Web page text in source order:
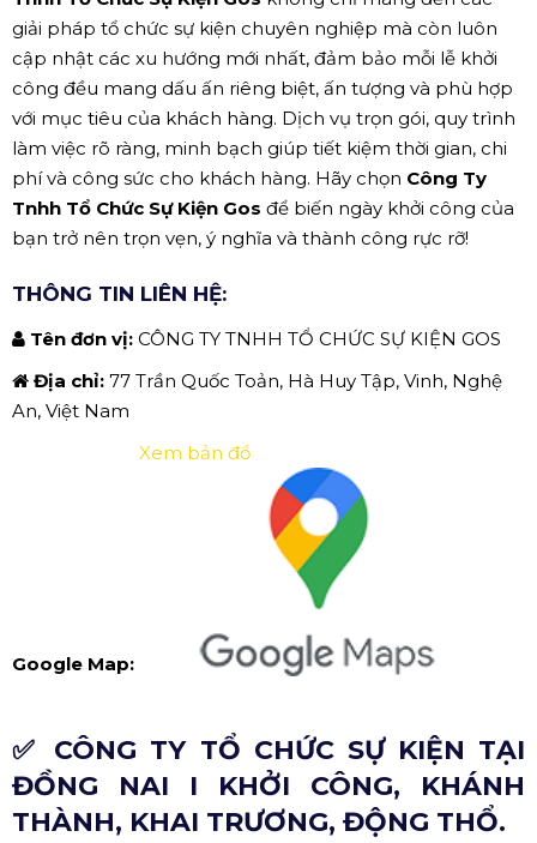
giải pháp tổ chức sự kiện chuyên nghiệp mà còn luôn
cập nhật các xu hướng mới nhất, đảm bảo mỗi lễ khởi
công đều mang dấu ấn riêng biệt, ấn tượng và phù hợp
với mục tiêu của khách hàng. Dịch vụ trọn gói, quy trình
làm việc rõ ràng, minh bạch giúp tiết kiệm thời gian, chi
phí và công sức cho khách hàng. Hãy chọn Công Ty
Tnhh Tổ Chức Sự Kiện Gos để biến ngày khởi công của
bạn trở nên trọn vẹn, ý nghĩa và thành công rực rỡ!
THÔNG TIN LIÊN HỆ:
Tên đơn vị: CÔNG TY TNHH TỔ CHỨC SỰ KIỆN GOS
Địa chỉ: 77 Trần Quốc Toản, Hà Huy Tập, Vinh, Nghệ
An, Việt Nam
Google Map:
Xem bản đồ
✅ CÔNG TY TỔ CHỨC SỰ KIỆN TẠI
ĐỒNG NAI I KHỞI CÔNG, KHÁNH
THÀNH, KHAI TRƯƠNG, ĐỘNG THỔ.